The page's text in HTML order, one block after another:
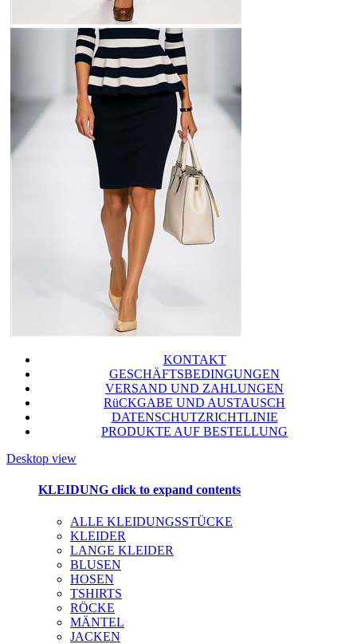
KONTAKT
GESCHÄFTSBEDINGUNGEN
VERSAND UND ZAHLUNGEN
RüCKGABE UND AUSTAUSCH
DATENSCHUTZRICHTLINIE
PRODUKTE AUF BESTELLUNG
Desktop view
KLEIDUNG click to expand contents
ALLE KLEIDUNGSSTÜCKE
KLEIDER
LANGE KLEIDER
BLUSEN
HOSEN
TSHIRTS
RÖCKE
MÄNTEL
JACKEN